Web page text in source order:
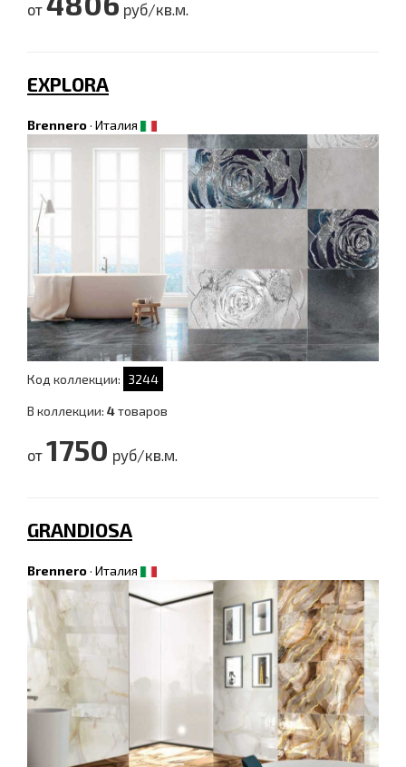
от руб/кв.м.
EXPLORA
Brennero· Италия
Код коллекции: 3244
В коллекции: 4товаров
от 1750 руб/кв.м.
GRANDIOSA
Brennero· Италия